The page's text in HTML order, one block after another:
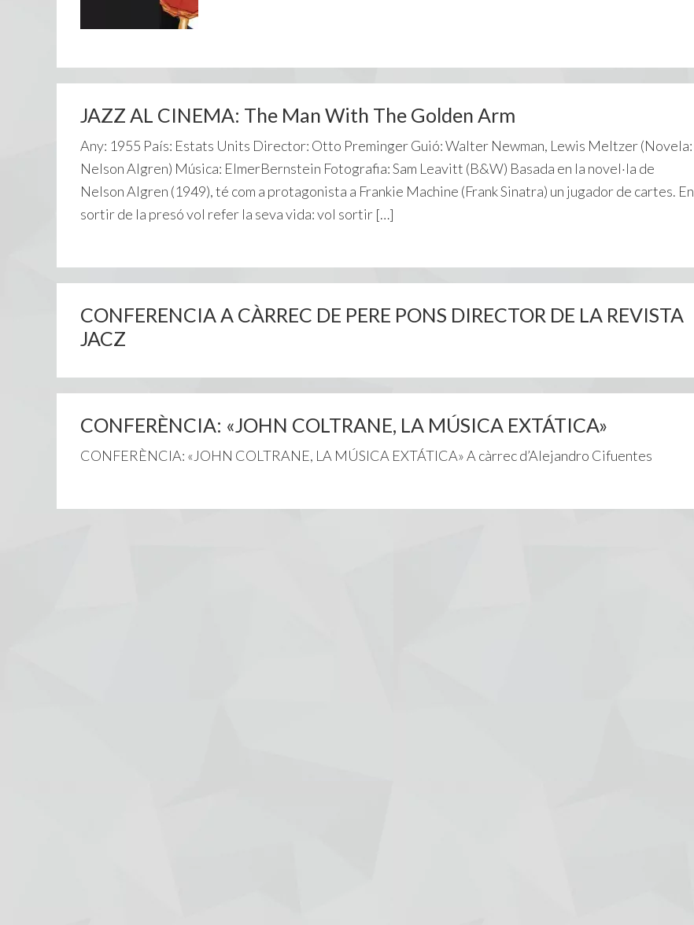
JAZZ AL CINEMA: The Man With The Golden Arm
Any: 1955 País: Estats Units Director: Otto Preminger Guió: Walter Newman, Lewis Meltzer (Novela:
Nelson Algren) Música: ElmerBernstein Fotografia: Sam Leavitt (B&W) Basada en la novel·la de
Nelson Algren (1949), té com a protagonista a Frankie Machine (Frank Sinatra) un jugador de cartes. En
sortir de la presó vol refer la seva vida: vol sortir […]
CONFERENCIA A CÀRREC DE PERE PONS DIRECTOR DE LA REVISTA
JACZ
CONFERÈNCIA: «JOHN COLTRANE, LA MÚSICA EXTÁTICA»
CONFERÈNCIA: «JOHN COLTRANE, LA MÚSICA EXTÁTICA» A càrrec d’Alejandro Cifuentes